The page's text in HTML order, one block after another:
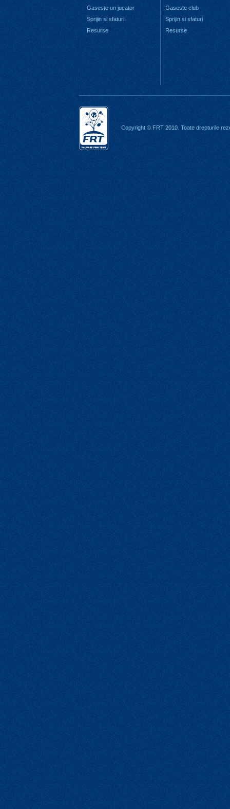
Gaseste un jucator
Sprijin si sfaturi
Resurse
Gaseste club
Sprijin si sfaturi
Resurse
Copyright © FRT 2010. Toate drepturile